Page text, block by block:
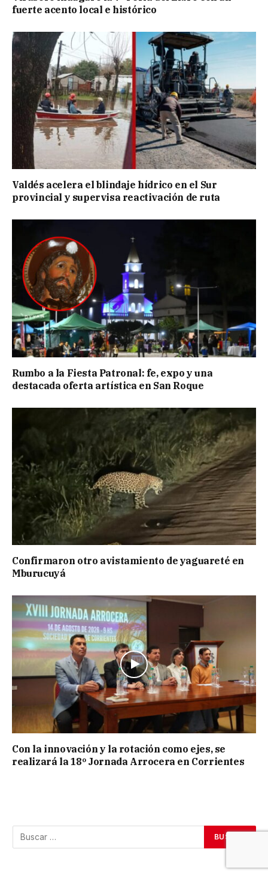
fuerte acento local e histórico
Valdés acelera el blindaje hídrico en el Sur
provincial y supervisa reactivación de ruta
Rumbo a la Fiesta Patronal: fe, expo y una
destacada oferta artística en San Roque
Confirmaron otro avistamiento de yaguareté en
Mburucuyá
Con la innovación y la rotación como ejes, se
realizará la 18º Jornada Arrocera en Corrientes